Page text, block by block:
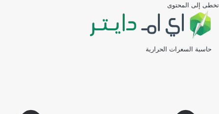
تخطى إلى المحتوى
حاسبة السعرات الحرارية